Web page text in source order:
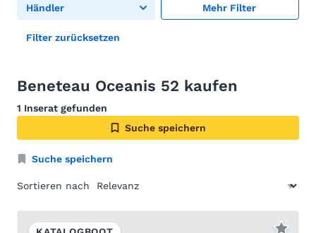
Händler Mehr Filter
Filter zurücksetzen
Beneteau Oceanis 52 kaufen
1 Inserat gefunden
Suche speichern
Suche speichern
Sortieren nach